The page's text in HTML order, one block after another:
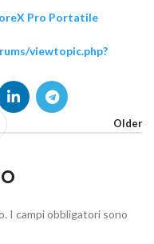
Pro Portatile
viewtopic.php?
Older
I campi obbligatori sono